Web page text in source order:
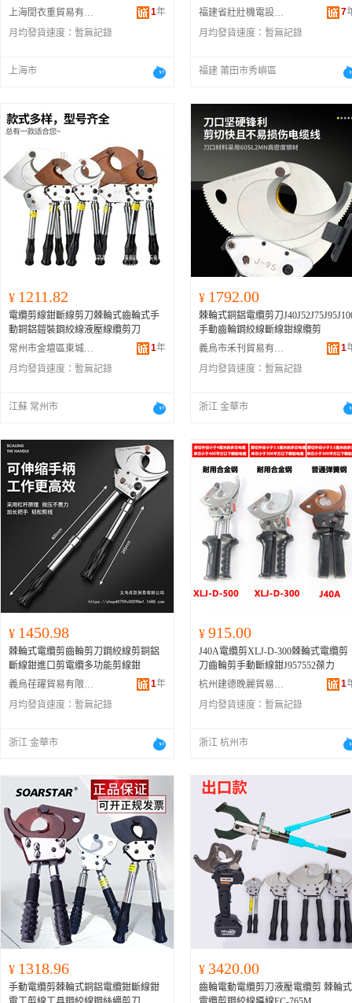
上海閏衣重貿易有限公司
1年
月均發貨速度： 暫無記錄
上海市
福建省壯壯機電設備有限公司
7
月均發貨速度： 暫無記錄
福建 莆田市秀嶼區
¥ 1211.82
電纜剪線鉗斷線剪刀棘輪式齒輪式手
動銅鋁鎧裝鋼絞線液壓線纜剪刀
常州市金壇區東城珏居百貨商行
1年
月均發貨速度： 暫無記錄
江蘇 常州市
¥ 1792.00
棘輪式銅鋁電纜剪刀
手動齒輪鋼絞線斷線鉗線纜剪
義烏市禾刊貿易有限公司
1
月均發貨速度： 暫無記錄
浙江 金華市
¥ 1450.98
棘輪式電纜剪齒輪剪刀鋼絞線剪銅鋁
斷線鉗進口剪電纜多功能剪線鉗
義烏荏躍貿易有限公司
1年
月均發貨速度： 暫無記錄
浙江 金華市
¥ 915.00
J40A電纜剪XLJ-D-300棘輪式電纜剪
刀齒輪剪手動斷線鉗J957552葆力
杭州建德晚麗貿易商行
1
月均發貨速度： 暫無記錄
浙江 杭州市
¥ 1318.96
手動電纜剪棘輪式銅鋁電纜鉗斷線鉗
¥ 3420.00
齒輪電動電纜剪刀液壓電纜剪 棘輪式